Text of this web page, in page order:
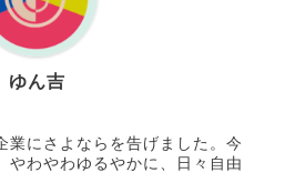
ゆん吉
業にさよならを告げました。今
やわやわゆるやかに、日々自由